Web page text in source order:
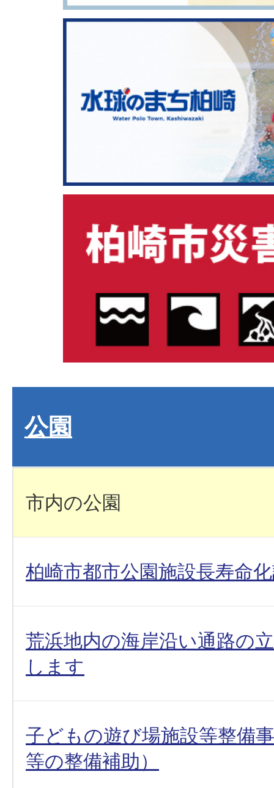
公園
市内の公園
柏崎市都市公園施設長寿命
荒浜地内の海岸沿い通路の
します
子どもの遊び場施設等整備
等の整備補助）